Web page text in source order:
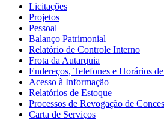
Licitações
Projetos
Pessoal
Balanço Patrimonial
Relatório de Controle Interno
Frota da Autarquia
Endereços, Telefones e Horários
Acesso à Informação
Relatórios de Estoque
Processos de Revogação de
Carta de Serviços